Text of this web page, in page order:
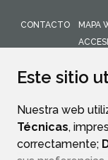
Este sitio
Nuestra web
Técnicas,
correctamente;
CONTACTO MAPA